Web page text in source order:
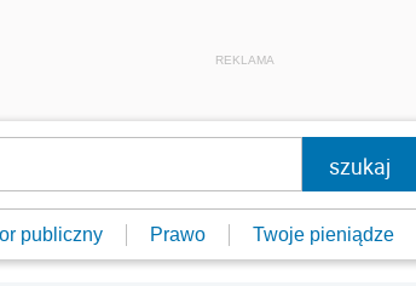
REKLAMA
publiczny Prawo Twoje pieniądze